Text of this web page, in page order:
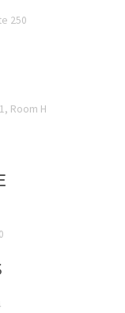
250
Room H